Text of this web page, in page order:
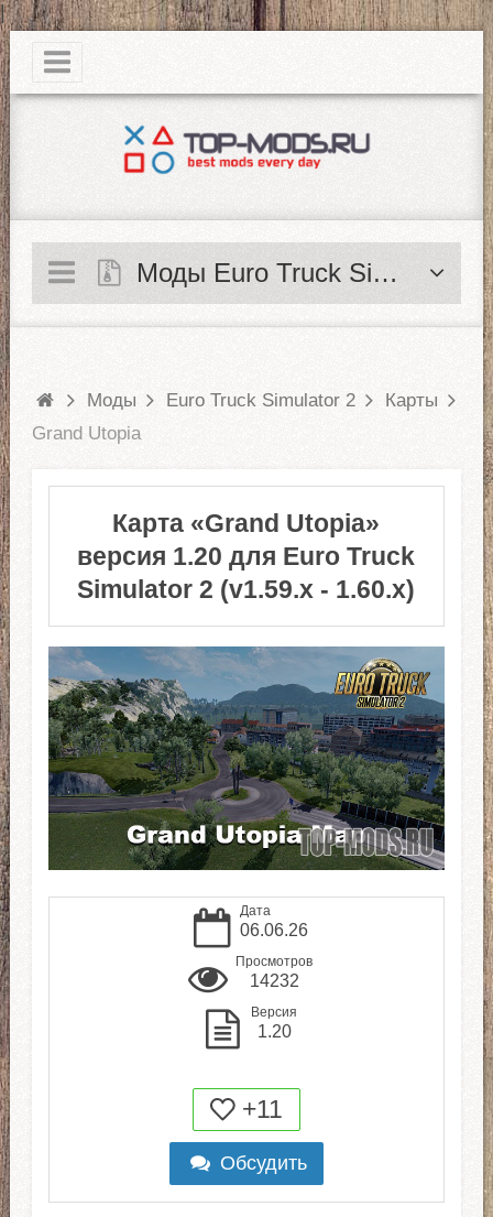
|
Моды Euro Truck Simulator 2
Моды Euro Truck Simulator 2
Карты
Grand Utopia
Карта «Grand Utopia»
версия 1.20 для Euro Truck
Simulator 2 (v1.59.x - 1.60.x)
Дата
06.06.26
Просмотров
14232
Версия
1.20
+11
Обсудить